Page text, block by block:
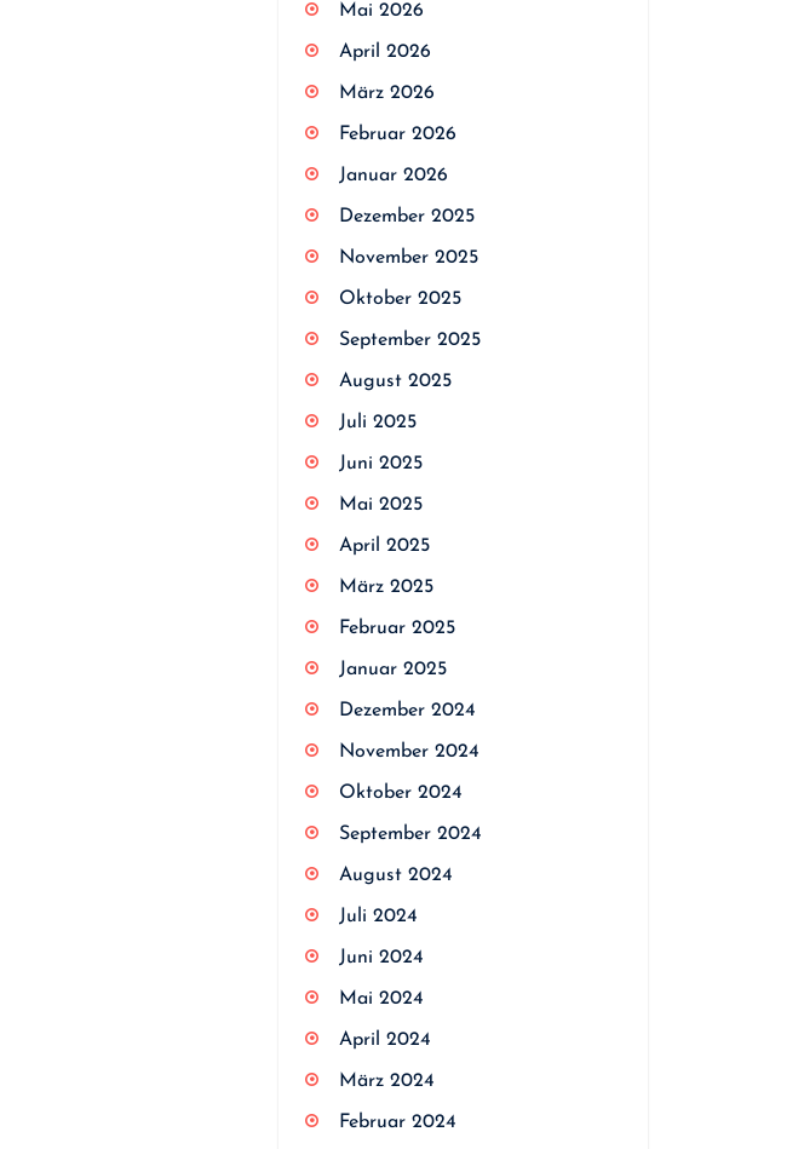
Mai 2026
April 2026
März 2026
Februar 2026
Januar 2026
Dezember 2025
November 2025
Oktober 2025
September 2025
August 2025
Juli 2025
Juni 2025
Mai 2025
April 2025
März 2025
Februar 2025
Januar 2025
Dezember 2024
November 2024
Oktober 2024
September 2024
August 2024
Juli 2024
Juni 2024
Mai 2024
April 2024
März 2024
Februar 2024